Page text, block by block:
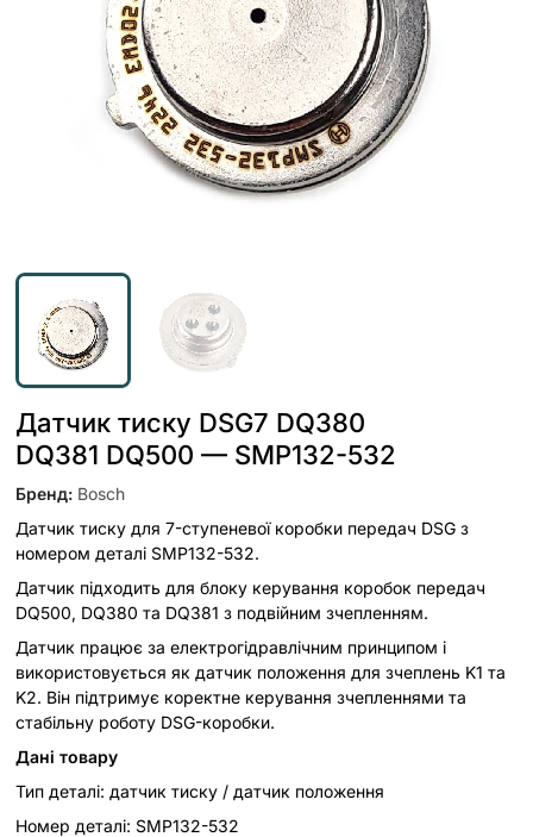
Датчик тиску DSG7 DQ380
DQ381 DQ500 — SMP132-532
Бренд: Bosch
Датчик тиску для 7-ступеневої коробки передач DSG з
номером деталі SMP132-532.
Датчик підходить для блоку керування коробок передач
DQ500, DQ380 та DQ381 з подвійним зчепленням.
Датчик працює за електрогідравлічним принципом і
використовується як датчик положення для зчеплень K1 та
K2. Він підтримує коректне керування зчепленнями та
стабільну роботу DSG-коробки.
Дані товару
Тип деталі: датчик тиску / датчик положення
Номер деталі: SMP132-532